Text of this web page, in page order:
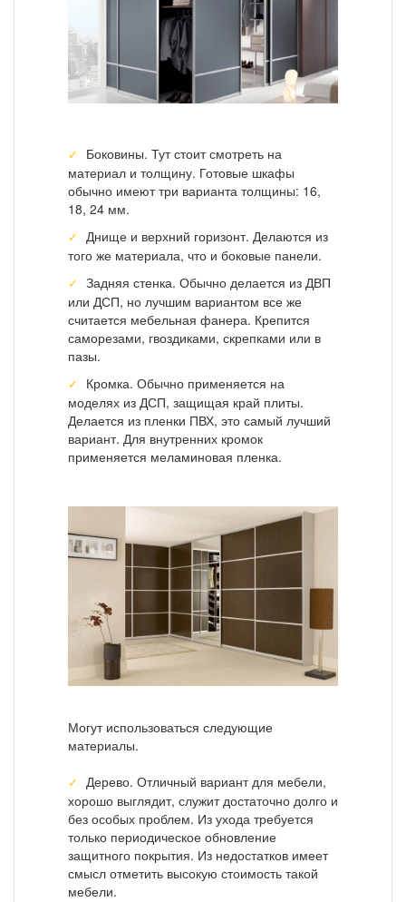
Боковины. Тут стоит смотреть на
материал и толщину. Готовые шкафы
обычно имеют три варианта толщины: 16,
18, 24 мм.
Днище и верхний горизонт. Делаются из
того же материала, что и боковые панели.
Задняя стенка. Обычно делается из ДВП
или ДСП, но лучшим вариантом все же
считается мебельная фанера. Крепится
саморезами, гвоздиками, скрепками или в
пазы.
Кромка. Обычно применяется на
моделях из ДСП, защищая край плиты.
Делается из пленки ПВХ, это самый лучший
вариант. Для внутренних кромок
применяется меламиновая пленка.
Могут использоваться следующие
материалы.
Дерево. Отличный вариант для мебели,
хорошо выглядит, служит достаточно долго и
без особых проблем. Из ухода требуется
только периодическое обновление
защитного покрытия. Из недостатков имеет
смысл отметить высокую стоимость такой
мебели.